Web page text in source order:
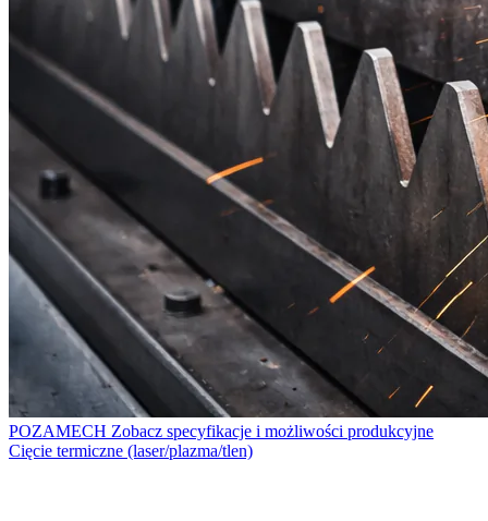
POZAMECH Zobacz specyfikacje i możliwości produkcyjne
Cięcie termiczne (laser/plazma/tlen)